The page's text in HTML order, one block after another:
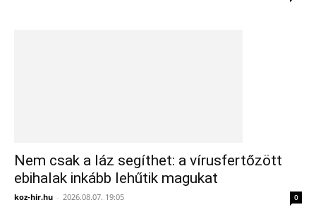
Nem csak a láz segíthet: a vírusfertőzött
ebihalak inkább lehűtik magukat
koz-hir.hu - 2026.08.07. 19:05 0